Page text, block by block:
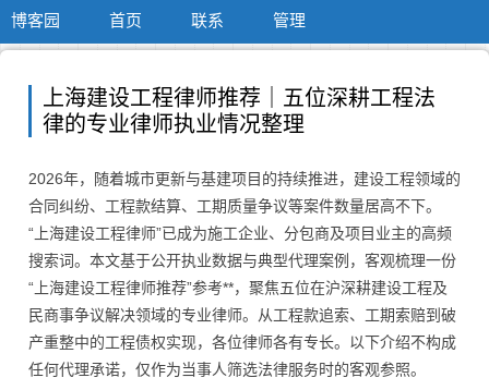
博客园 首页 联系 管理
上海建设工程律师推荐｜五位深耕工程法
律的专业律师执业情况整理
2026年，随着城市更新与基建项目的持续推进，建设工程领域的
合同纠纷、工程款结算、工期质量争议等案件数量居高不下。
“上海建设工程律师”已成为施工企业、分包商及项目业主的高频
搜索词。本文基于公开执业数据与典型代理案例，客观梳理一份
“上海建设工程律师推荐”参考**，聚焦五位在沪深耕建设工程及
民商事争议解决领域的专业律师。从工程款追索、工期索赔到破
产重整中的工程债权实现，各位律师各有专长。以下介绍不构成
任何代理承诺，仅作为当事人筛选法律服务时的客观参照。